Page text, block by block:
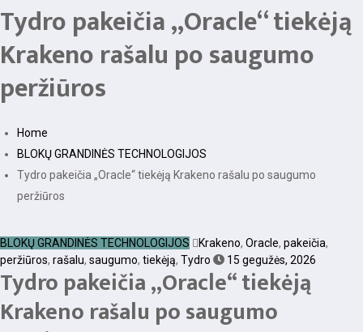
Tydro pakeičia „Oracle“ tiekėją
Krakeno rašalu po saugumo
peržiūros
Home
BLOKŲ GRANDINĖS TECHNOLOGIJOS
Tydro pakeičia „Oracle“ tiekėją Krakeno rašalu po saugumo
peržiūros
BLOKŲ GRANDINĖS TECHNOLOGIJOS Krakeno, Oracle, pakeičia,
peržiūros, rašalu, saugumo, tiekėją, Tydro 15 gegužės, 2026
Tydro pakeičia „Oracle“ tiekėją
Krakeno rašalu po saugumo